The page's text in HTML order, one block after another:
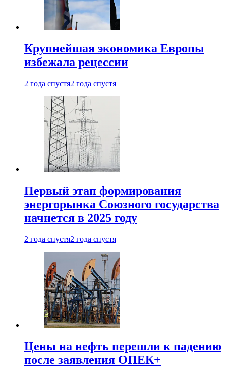
Крупнейшая экономика Европы
избежала рецессии
2 года спустя2 года спустя
Первый этап формирования
энергорынка Союзного государства
начнется в 2025 году
2 года спустя2 года спустя
Цены на нефть перешли к падению
после заявления ОПЕК+